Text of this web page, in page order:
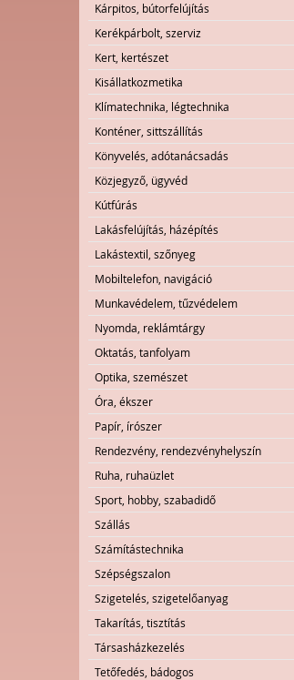
Kárpitos, bútorfelújítás
Kerékpárbolt, szerviz
Kert, kertészet
Kisállatkozmetika
Klímatechnika, légtechnika
Konténer, sittszállítás
Könyvelés, adótanácsadás
Közjegyző, ügyvéd
Kútfúrás
Lakásfelújítás, házépítés
Lakástextil, szőnyeg
Mobiltelefon, navigáció
Munkavédelem, tűzvédelem
Nyomda, reklámtárgy
Oktatás, tanfolyam
Optika, szemészet
Óra, ékszer
Papír, írószer
Rendezvény, rendezvényhelyszín
Ruha, ruhaüzlet
Sport, hobby, szabadidő
Szállás
Számítástechnika
Szépségszalon
Szigetelés, szigetelőanyag
Takarítás, tisztítás
Társasházkezelés
Tetőfedés, bádogos